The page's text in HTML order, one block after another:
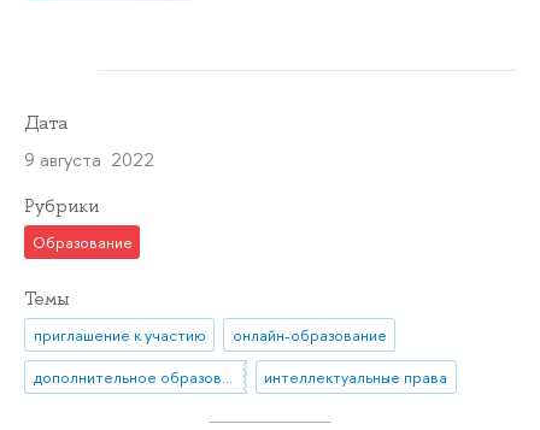
Дата
9 августа 2022
Рубрики
Образование
Темы
приглашение к участию
онлайн-образование
дополнительное образование
интеллектуальные права